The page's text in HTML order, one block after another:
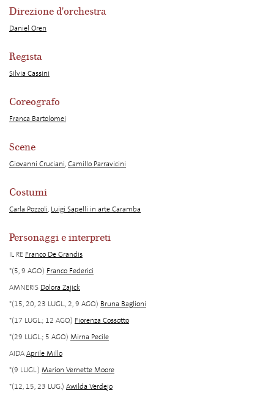
Direzione d'orchestra
Daniel Oren
Regista
Silvia Cassini
Coreografo
Franca Bartolomei
Scene
Giovanni Cruciani,Camillo Parravicini
Costumi
Carla Pozzoli, Luigi Sapelli in arte Caramba
Personaggi e interpreti
IL RE Franco De Grandis
*(5, 9 AGO.) Franco Federici
AMNERIS Dolora Zajick
*(15, 20, 23 LUGL., 2, 9 AGO.) Bruna Baglioni
*(17 LUGL.; 12 AGO.) Fiorenza Cossotto
*(29 LUGL.; 5 AGO.) Mirna Pecile
AIDAAprile Millo
*(9 LUGL.) Marion Vernette Moore
*(12, 15, 23 LUG.) Awilda Verdejo